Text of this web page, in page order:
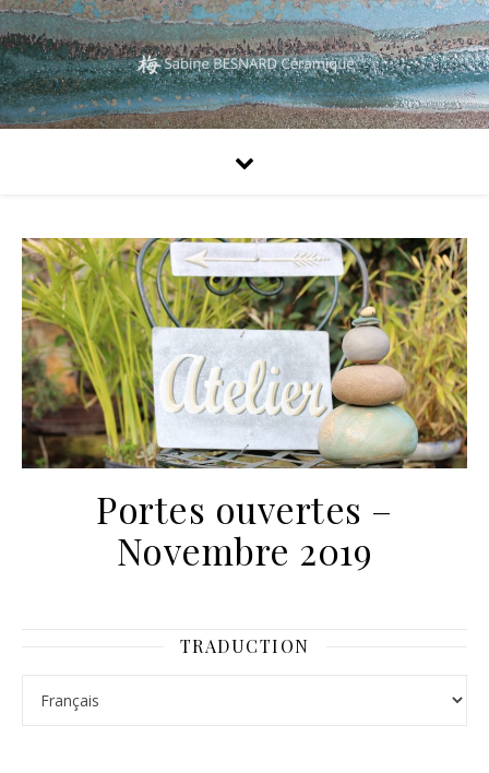
Portes ouvertes –
Novembre 2019
TRADUCTION